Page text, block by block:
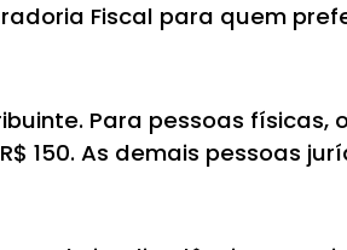
Fiscal para quem
Para pessoas físicas,
150. As demais pessoas